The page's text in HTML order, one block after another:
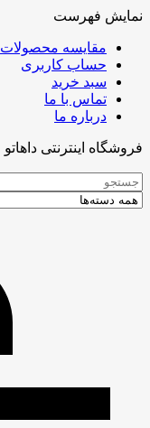
نمایش فهرست
مقایسه محصولات
حساب کاربری
سبد خرید
تماس با ما
درباره ما
فروشگاه اینترنتی داهاتو